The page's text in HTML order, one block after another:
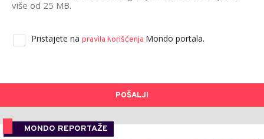
više od 25 MB.
Pristajete na pravila korišćenja Mondo portala.
POŠALJI
MONDO REPORTAŽE